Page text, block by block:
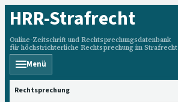
HRR-Strafrecht
Online-Zeitschrift und Rechtsprechungsdatenbank
für höchstrichterliche Rechtsprechung im Strafrecht
Menü
HRRS durchsuchen